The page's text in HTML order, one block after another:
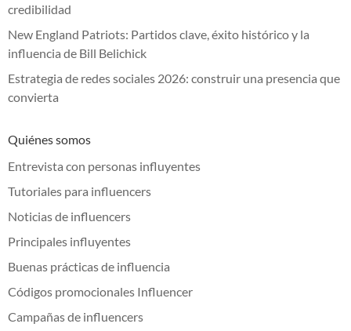
credibilidad
New England Patriots: Partidos clave, éxito histórico y la
influencia de Bill Belichick
Estrategia de redes sociales 2026: construir una presencia que
convierta
Quiénes somos
Entrevista con personas influyentes
Tutoriales para influencers
Noticias de influencers
Principales influyentes
Buenas prácticas de influencia
Códigos promocionales Influencer
Campañas de influencers